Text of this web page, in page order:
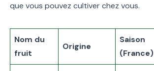
que vous pouvez cultiver chez vous.
Nom du
fruit
Origine
Saison
(France)